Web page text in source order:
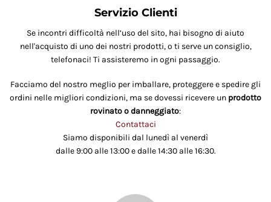
Servizio Clienti
Se incontri difficoltà nell’uso del sito, hai bisogno di aiuto
nell'acquisto di uno dei nostri prodotti, o ti serve un consiglio,
telefonaci! Ti assisteremo in ogni passaggio.
Facciamo del nostro meglio per imballare, proteggere e spedire gli
ordini nelle migliori condizioni, ma se dovessi ricevere un prodotto
rovinato o danneggiato:
Contattaci
Siamo disponibili dal lunedì al venerdì
dalle 9:00 alle 13:00 e dalle 14:30 alle 16:30.